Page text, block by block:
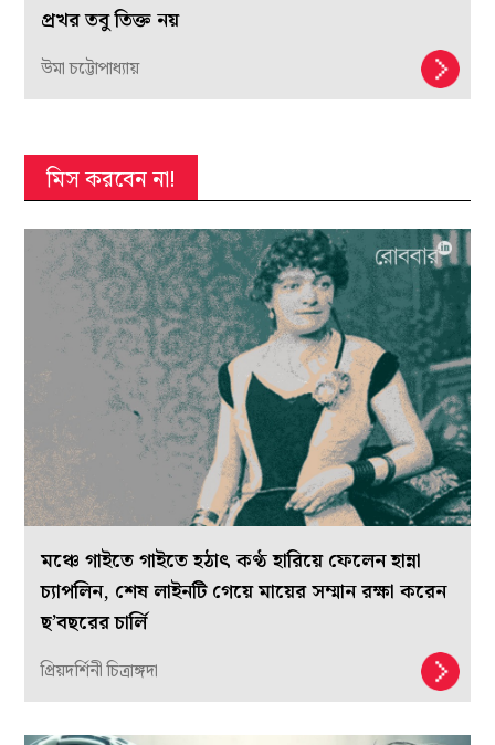
প্রখর তবু তিক্ত নয়
উমা চট্টোপাধ্যায়
মিস করবেন না!
মঞ্চে গাইতে গাইতে হঠাৎ কণ্ঠ হারিয়ে ফেলেন হান্না
চ্যাপলিন, শেষ লাইনটি গেয়ে মায়ের সম্মান রক্ষা করেন
ছ’বছরের চার্লি
প্রিয়দর্শিনী চিত্রাঙ্গদা